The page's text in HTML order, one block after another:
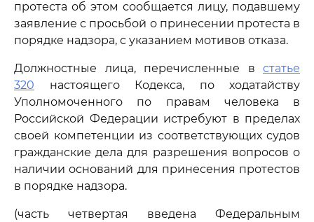
протеста об этом сообщается лицу, подавшему
заявление с просьбой о принесении протеста в
порядке надзора, с указанием мотивов отказа.
Должностные лица, перечисленные в статье
320 настоящего Кодекса, по ходатайству
Уполномоченного по правам человека в
Российской Федерации истребуют в пределах
своей компетенции из соответствующих судов
гражданские дела для разрешения вопросов о
наличии оснований для принесения протестов
в порядке надзора.
(часть четвертая введена Федеральным